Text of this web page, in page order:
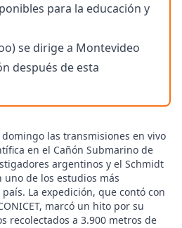
para la educación y
se dirige a Montevideo
después de esta
domingo las transmisiones en vivo
en el Cañón Submarino de
argentinos y el Schmidt
de los estudios más
La expedición, que contó con
marcó un hito por su
recolectados a 3.900 metros de